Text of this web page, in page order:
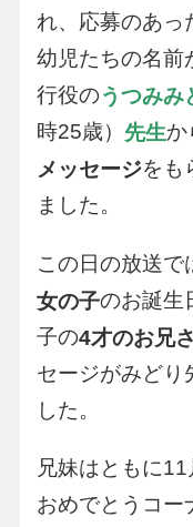
れ、応募のあっ
幼児たちの名前
行役のうつみみ
時25歳） 先生か
メッセージをも
ました。
この日の放送で
女の子のお誕生
子の4才のお兄
セージがみどり
した。
兄妹はともに
おめでとうコー